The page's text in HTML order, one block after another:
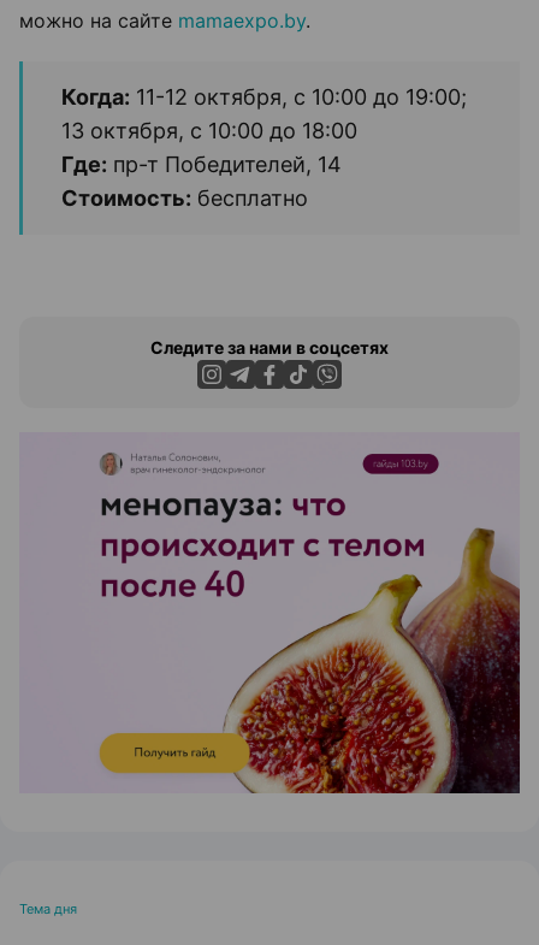
можно на сайте mamaexpo.by.
Когда: 11-12 октября, с 10:00 до 19:00;
13 октября, с 10:00 до 18:00
Где: пр-т Победителей, 14
Стоимость: бесплатно
Следите за нами в соцсетях
ЭФФЕКТИВНАЯ РЕКЛАМА НА САЙТЕ
Тема дня